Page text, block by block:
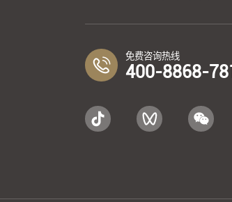
免费咨询热线
400-8868-